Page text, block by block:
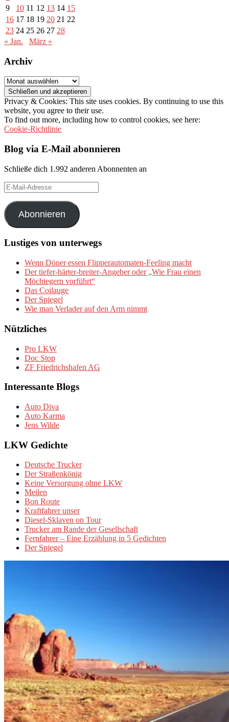
9
10 11 12 13 14 15
16 17 18 19 20 21 22
23 24 25 26 27 28
« Jan.
März »
Archiv
Archiv
Privacy & Cookies: This site uses cookies. By continuing to use this
website, you agree to their use.
To find out more, including how to control cookies, see here:
Cookie-Richtlinie
Blog via E-Mail abonnieren
Schließe dich 1.992 anderen Abonnenten an
E-
Mail-
Adresse
Abonnieren
Lustiges von unterwegs
Wenn Döner essen Flipperautomaten-Feeling macht
Der tiefer-härter-breiter-Angeber oder „Wie Frau einen
Möchtegern vorführt“
Das Coilauge
Der Spiegel
Wie man Verlader auf den Arm nimmt
Nützliches
Pro LKW
Doc Stop
ZF Friedrichshafen AG
Interessante Blogs
Auto Diva
Auto Karma
Jens Wilde
LKW Gedichte
Deutsche Trucker
Der Straßenkönig
Keine Versorgung ohne LKW
Meilen
Bon Route
Kraftfahrer unser
Diesel-Sklaven on Tour
Trucker am Rande der Gesellschaft
Fernfahrer – Eine Erzählung in 5 Gedichten
Der Spiegel